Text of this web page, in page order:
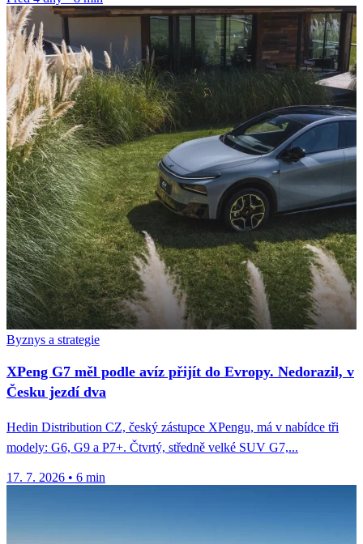
Byznys a strategie
XPeng G7 měl podle avíz přijít do Evropy. Nedorazil, v
Česku jezdí dva
Hedin Distribution CZ, český zástupce XPengu, má v nabídce tři
modely: G6, G9 a P7+. Čtvrtý, středně velké SUV G7,...
17. 7. 2026 • 6 min